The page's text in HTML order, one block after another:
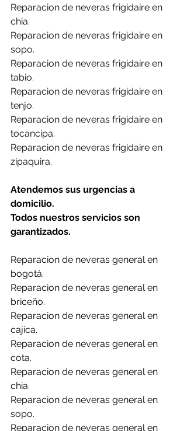
Reparacion de neveras frigidaire en
chia.
Reparacion de neveras frigidaire en
sopo.
Reparacion de neveras frigidaire en
tabio.
Reparacion de neveras frigidaire en
tenjo.
Reparacion de neveras frigidaire en
tocancipa.
Reparacion de neveras frigidaire en
zipaquira.
Atendemos sus urgencias a
domicilio.
Todos nuestros servicios son
garantizados.
Reparacion de neveras general en
bogotá.
Reparacion de neveras general en
briceño.
Reparacion de neveras general en
cajica.
Reparacion de neveras general en
cota.
Reparacion de neveras general en
chia.
Reparacion de neveras general en
sopo.
Reparacion de neveras general en